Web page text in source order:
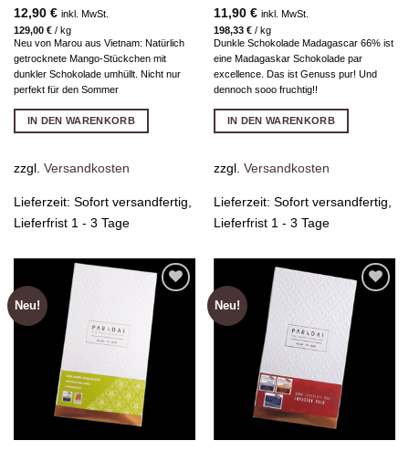
12,90 € inkl. MwSt.
129,00 €/ kg
Neu von Marou aus Vietnam: Natürlich
getrocknete Mango-Stückchen mit
dunkler Schokolade umhüllt. Nicht nur
perfekt für den Sommer
IN DEN WARENKORB
zzgl. Versandkosten
Lieferzeit: Sofort versandfertig,
Lieferfrist 1 - 3 Tage
11,90 € inkl. MwSt.
198,33 €/ kg
Dunkle Schokolade Madagascar 66% ist
eine Madagaskar Schokolade par
excellence. Das ist Genuss pur! Und
dennoch sooo fruchtig!!
IN DEN WARENKORB
zzgl. Versandkosten
Lieferzeit: Sofort versandfertig,
Lieferfrist 1 - 3 Tage
Neu!
Zur
Wunschliste
hinzufügen
Neu!
Zur
Wunschliste
hinzufügen